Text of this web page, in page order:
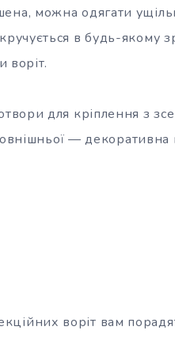
можна одягати
в будь-якому
воріт.
для кріплення з
— декоративна
воріт вам